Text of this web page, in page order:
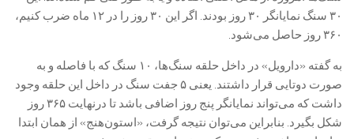
۳۰ سنگ نمایانگر ۳۰ روز بودند. اگر این ۳۰ روز را در ۱۲ ماه ضرب کنیم،
۳۶۰ روز حاصل می‌شود.
به گفته «دارویل» در داخل حلقه سنگ‌ها، ۱۰ سنگ که با فاصله و به
صورت دوتایی قرار داشتند. یعنی ۵ جفت سنگ در داخل این حلقه وجود
داشت که می‌تواند نمایانگر پنج روز اضافی باشد تا درنهایت ۳۶۵ روز
شکل بگیرد. بنابراین می‌توان نتیجه گرفت، «استون‌هنج» از همان ابتدا